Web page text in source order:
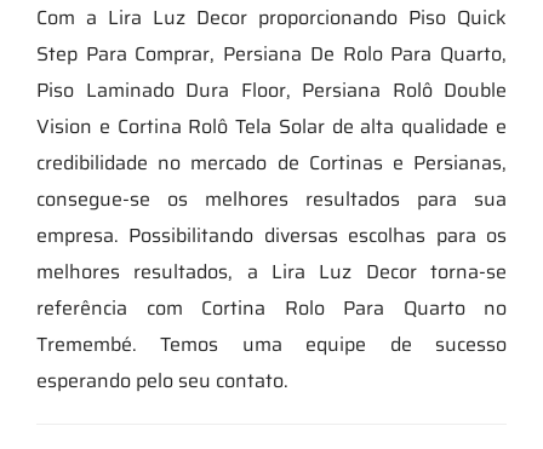
Com a Lira Luz Decor proporcionando Piso Quick
Step Para Comprar, Persiana De Rolo Para Quarto,
Piso Laminado Dura Floor, Persiana Rolô Double
Vision e Cortina Rolô Tela Solar de alta qualidade e
credibilidade no mercado de Cortinas e Persianas,
consegue-se os melhores resultados para sua
empresa. Possibilitando diversas escolhas para os
melhores resultados, a Lira Luz Decor torna-se
referência com Cortina Rolo Para Quarto no
Tremembé. Temos uma equipe de sucesso
esperando pelo seu contato.